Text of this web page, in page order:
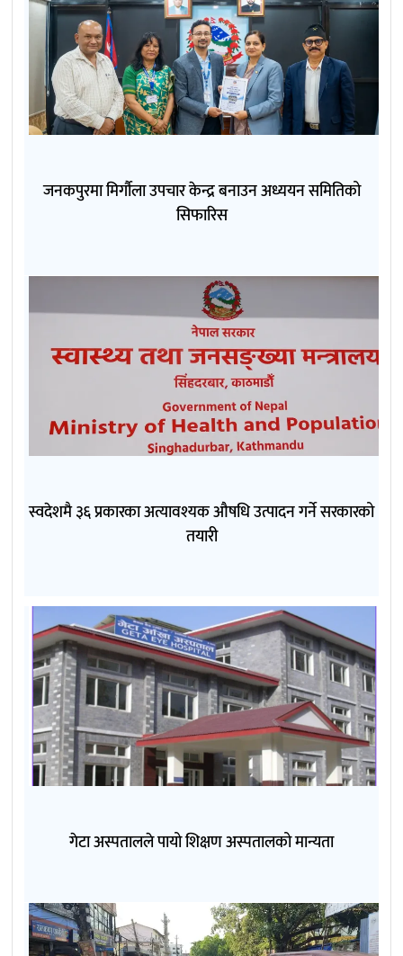
जनकपुरमा मिर्गौला उपचार केन्द्र बनाउन अध्ययन समितिको
सिफारिस
स्वदेशमै ३६ प्रकारका अत्यावश्यक औषधि उत्पादन गर्ने सरकारको
तयारी
गेटा अस्पतालले पायो शिक्षण अस्पतालको मान्यता